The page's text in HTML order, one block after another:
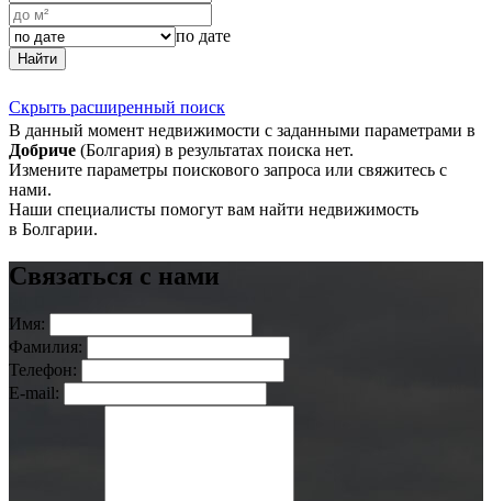
по дате
Найти
Скрыть расширенный поиск
В данный момент недвижимости с заданными параметрами в
Добриче (Болгария) в результатах поиска нет.
Измените параметры поискового запроса или свяжитесь с
нами.
Наши специалисты помогут вам найти недвижимость
в Болгарии.
Связаться с нами
Имя:
Фамилия:
Телефон:
E-mail: